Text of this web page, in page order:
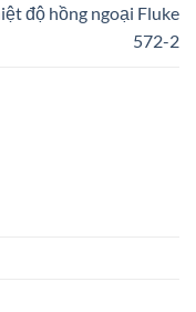
độ hồng ngoại Fluke
572-2